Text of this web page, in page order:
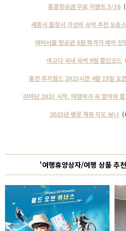
홍콩항공권 무료 이벤트 5/16
세종시 출장시 가성비 숙박 추천 오송
에어서울 항공권 0원 파격가 예약 진
아고다 국내 숙박 9월 할인코드
홍천 루지월드 2023시즌 4월 15일 오
라마단 2023 시작, 여행자가 꼭 알아야
2023년 벚꽃 개화 지도 보니
'여행휴양상자/여행 상품 추